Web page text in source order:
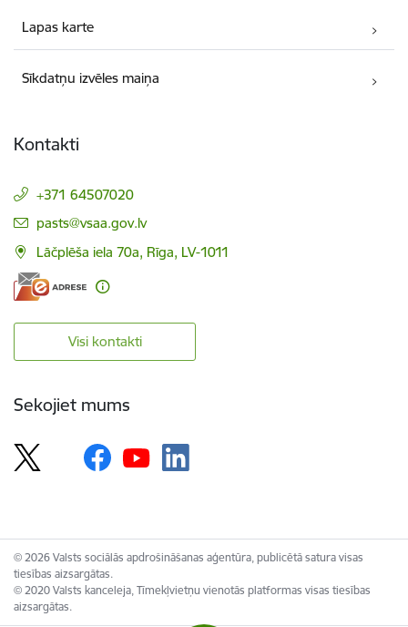
Lapas karte
Sīkdatņu izvēles maiņa
Kontakti
+371 64507020
E-pasts:
pasts@vsaa.gov.lv
Lāčplēša iela 70a, Rīga, LV-1011
Visi kontakti
Sekojiet mums
© 2026 Valsts sociālās apdrošināšanas aģentūra, publicētā satura visas
tiesības aizsargātas.
© 2020 Valsts kanceleja, Tīmekļvietņu vienotās platformas visas tiesības
aizsargātas.